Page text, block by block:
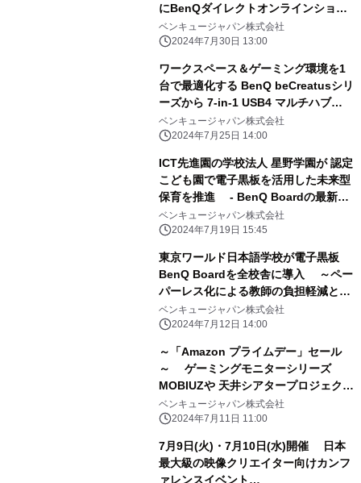
にBenQダイレクトオンラインショッ
プにて発売！ ～より滑らかになった表
面で、 マウスの動かしやすさ・止めや
ベンキュージャパン株式会社
2024年7月30日 13:00
ワークスペース＆ゲーミング環境を1
台で最適化する BenQ beCreatusシリ
ーズから 7-in-1 USB4 マルチハブ
「GR10」を7月31日に新発売 ～7月
25日より、購入者を対象とした 発売
ベンキュージャパン株式会社
2024年7月25日 14:00
ICT先進園の学校法人 星野学園が 認定
こども園で電子黒板を活用した未来型
保育を推進 - BenQ Boardの最新活
用事例2種を公開- ～業務改善、教育
現場での活用／デジタルコンテンツ講
ベンキュージャパン株式会社
2024年7月19日 15:45
東京ワールド日本語学校が電子黒板
BenQ Boardを全校舎に導入 ～ペー
パーレス化による教師の負担軽減と授
業の効率化を実現～
ベンキュージャパン株式会社
2024年7月12日 14:00
～「Amazon プライムデー」セール
～ ゲーミングモニターシリーズ
MOBIUZや 天井シアタープロジェクタ
ー「GV31」を含む 32製品を最大
23％OFFにて販売
ベンキュージャパン株式会社
2024年7月11日 11:00
7月9日(火)・7月10日(水)開催 日本
最大級の映像クリエイター向けカンフ
ァレンスイベント